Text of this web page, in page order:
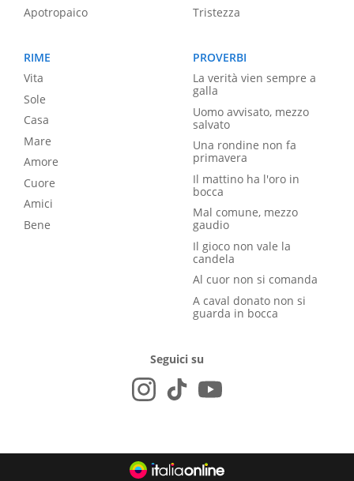
Apotropaico
Tristezza
RIME
Vita
Sole
Casa
Mare
Amore
Cuore
Amici
Bene
PROVERBI
La verità vien sempre a
galla
Uomo avvisato, mezzo
salvato
Una rondine non fa
primavera
Il mattino ha l'oro in
bocca
Mal comune, mezzo
gaudio
Il gioco non vale la
candela
Al cuor non si comanda
A caval donato non si
guarda in bocca
Seguici su